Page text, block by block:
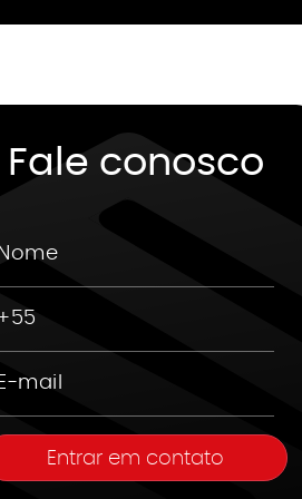
Fale conosco